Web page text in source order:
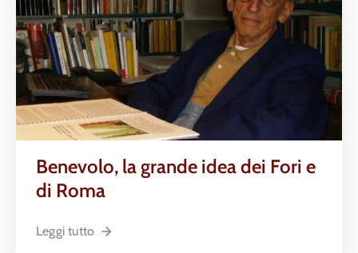
Benevolo, la grande idea dei Fori e
di Roma
Leggi tutto